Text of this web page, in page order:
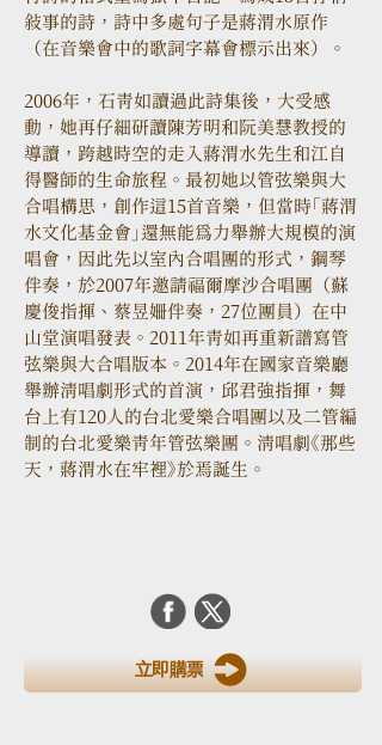
敘事的詩，詩中多處句子是蔣渭水原作
（在音樂會中的歌詞字幕會標示出來）。
2006年，石青如讀過此詩集後，大受感
動，她再仔細研讀陳芳明和阮美慧教授的
導讀，跨越時空的走入蔣渭水先生和江自
得醫師的生命旅程。最初她以管弦樂與大
合唱構思，創作這15首音樂，但當時「蔣渭
水文化基金會」還無能為力舉辦大規模的演
唱會，因此先以室內合唱團的形式，鋼琴
伴奏，於2007年邀請福爾摩沙合唱團（蘇
慶俊指揮、蔡昱姍伴奏，27位團員）在中
山堂演唱發表。2011年青如再重新譜寫管
弦樂與大合唱版本。2014年在國家音樂廳
舉辦清唱劇形式的首演，邱君強指揮，舞
台上有120人的台北愛樂合唱團以及二管編
制的台北愛樂青年管弦樂團。清唱劇《那些
天，蔣渭水在牢裡》於焉誕生。
立即購票